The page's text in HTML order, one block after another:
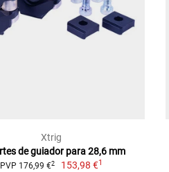
Xtrig
de guiador para 28,6 mm
PVP 176,99 €2 153,98 €1